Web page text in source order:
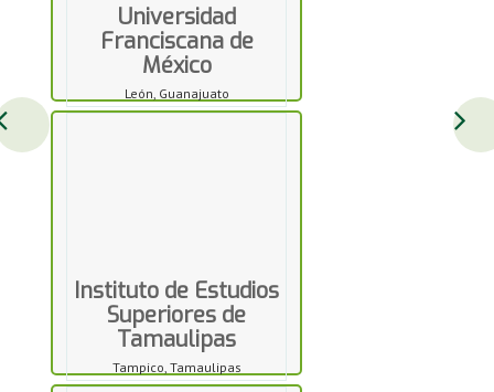
Universidad
Franciscana de
México
León, Guanajuato
Instituto de Estudios
Superiores de
Tamaulipas
Tampico, Tamaulipas